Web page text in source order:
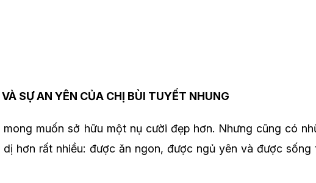
SỰ AN YÊN CỦA CHỊ BÙI TUYẾT NHUNG
muốn sở hữu một nụ cười đẹp hơn. Nhưng cũng có
hơn rất nhiều: được ăn ngon, được ngủ yên và được sống